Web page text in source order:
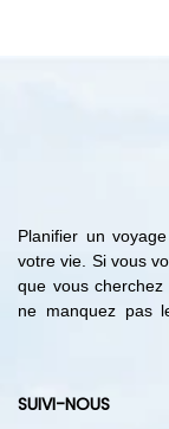
Planifier un
votre vie. Si vous
que vous
ne manquez pas
Travel. En effet,
Tunisie et bien
SUIVI-NOUS